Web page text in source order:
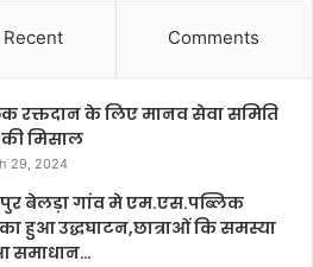
Recent Comments
रक्तदान के लिए मानव सेवा समिति
मिसाल
29, 2024
बेलड़ा गांव मे एम.एस.पब्लिक
हुआ उद्धघाटन,छात्राओं कि समस्या
समाधान…